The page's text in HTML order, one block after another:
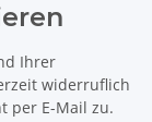
Ihrer
widerruflich
per E-Mail zu.